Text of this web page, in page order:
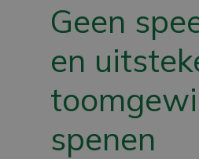
Geen
en
spenen